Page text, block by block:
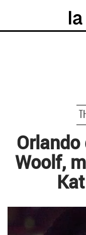
Orlando
Woolf,